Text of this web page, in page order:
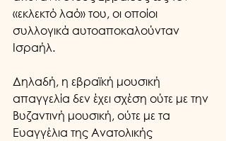
«εκλεκτό λαό» του, οι οποίοι
συλλογικά αυτοαποκαλούνταν
Ισραήλ.
Δηλαδή, η εβραϊκή μουσική
απαγγελία δεν έχει σχέση ούτε με την
Βυζαντινή μουσική, ούτε με τα
Ευαγγέλια της Ανατολικής